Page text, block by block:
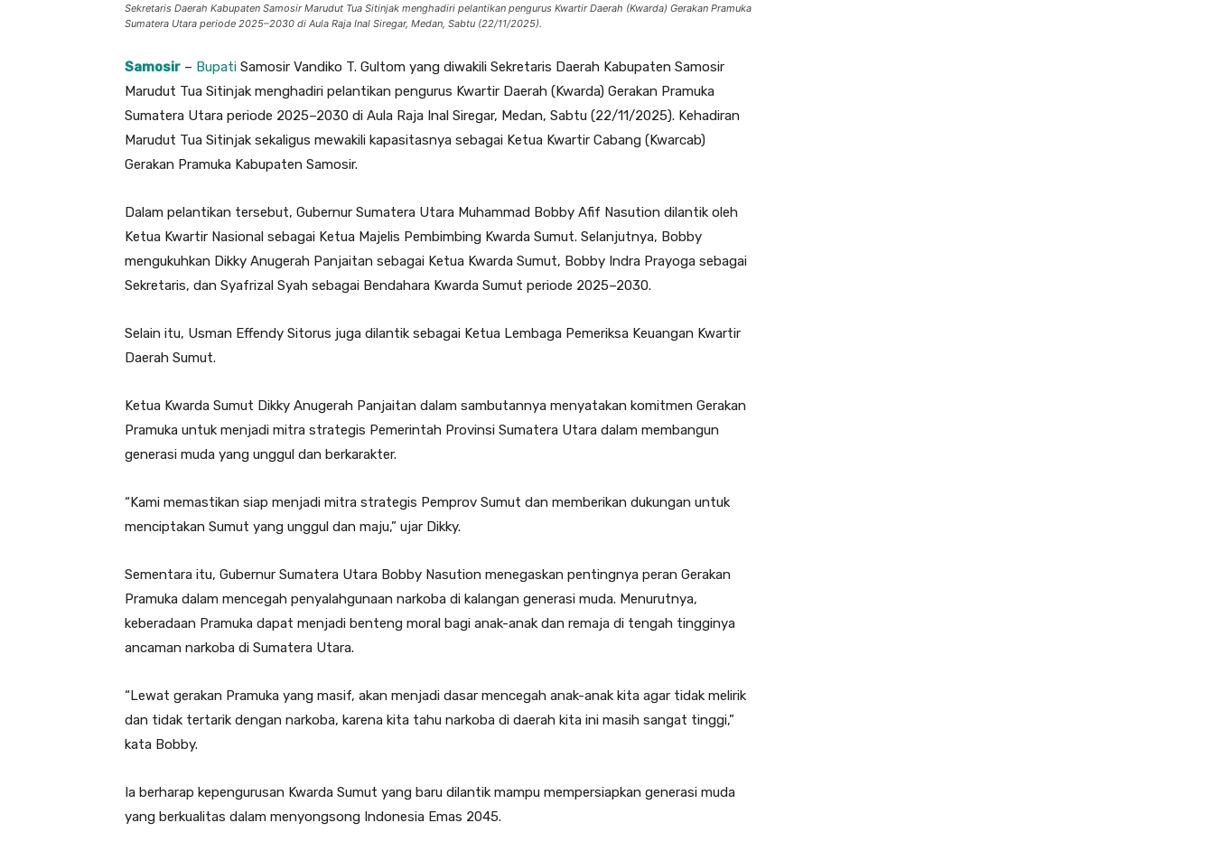
Sekretaris Daerah Kabupaten Samosir Marudut Tua Sitinjak menghadiri pelantikan pengurus Kwartir Daerah (Kwarda) Gerakan Pramuka
Sumatera Utara periode 2025–2030 di Aula Raja Inal Siregar, Medan, Sabtu (22/11/2025).
Samosir – Bupati Samosir Vandiko T. Gultom yang diwakili Sekretaris Daerah Kabupaten Samosir
Marudut Tua Sitinjak menghadiri pelantikan pengurus Kwartir Daerah (Kwarda) Gerakan Pramuka
Sumatera Utara periode 2025–2030 di Aula Raja Inal Siregar, Medan, Sabtu (22/11/2025). Kehadiran
Marudut Tua Sitinjak sekaligus mewakili kapasitasnya sebagai Ketua Kwartir Cabang (Kwarcab)
Gerakan Pramuka Kabupaten Samosir.
Dalam pelantikan tersebut, Gubernur Sumatera Utara Muhammad Bobby Afif Nasution dilantik oleh
Ketua Kwartir Nasional sebagai Ketua Majelis Pembimbing Kwarda Sumut. Selanjutnya, Bobby
mengukuhkan Dikky Anugerah Panjaitan sebagai Ketua Kwarda Sumut, Bobby Indra Prayoga sebagai
Sekretaris, dan Syafrizal Syah sebagai Bendahara Kwarda Sumut periode 2025–2030.
Selain itu, Usman Effendy Sitorus juga dilantik sebagai Ketua Lembaga Pemeriksa Keuangan Kwartir
Daerah Sumut.
Ketua Kwarda Sumut Dikky Anugerah Panjaitan dalam sambutannya menyatakan komitmen Gerakan
Pramuka untuk menjadi mitra strategis Pemerintah Provinsi Sumatera Utara dalam membangun
generasi muda yang unggul dan berkarakter.
“Kami memastikan siap menjadi mitra strategis Pemprov Sumut dan memberikan dukungan untuk
menciptakan Sumut yang unggul dan maju,” ujar Dikky.
Sementara itu, Gubernur Sumatera Utara Bobby Nasution menegaskan pentingnya peran Gerakan
Pramuka dalam mencegah penyalahgunaan narkoba di kalangan generasi muda. Menurutnya,
keberadaan Pramuka dapat menjadi benteng moral bagi anak-anak dan remaja di tengah tingginya
ancaman narkoba di Sumatera Utara.
“Lewat gerakan Pramuka yang masif, akan menjadi dasar mencegah anak-anak kita agar tidak melirik
dan tidak tertarik dengan narkoba, karena kita tahu narkoba di daerah kita ini masih sangat tinggi,”
kata Bobby.
Ia berharap kepengurusan Kwarda Sumut yang baru dilantik mampu mempersiapkan generasi muda
yang berkualitas dalam menyongsong Indonesia Emas 2045.